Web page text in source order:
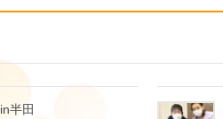
in半田